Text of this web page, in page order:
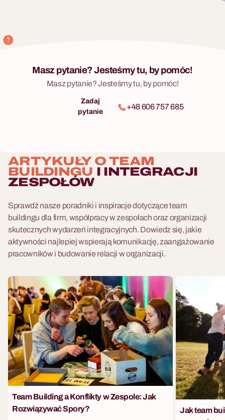
Masz pytanie? Jesteśmy tu, by pomóc!
Masz pytanie? Jesteśmy tu, by pomóc!
Zadaj
pytanie
+48 606 757 685
ARTYKUŁY O TEAM
BUILDINGU I INTEGRACJI
ZESPOŁÓW
Sprawdź nasze poradniki i inspiracje dotyczące team
buildingu dla firm, współpracy w zespołach oraz organizacji
skutecznych wydarzeń integracyjnych. Dowiedz się, jakie
aktywności najlepiej wspierają komunikację, zaangażowanie
pracowników i budowanie relacji w organizacji.
Team Building a Konflikty w Zespole: Jak
Rozwiązywać Spory?
Jak team